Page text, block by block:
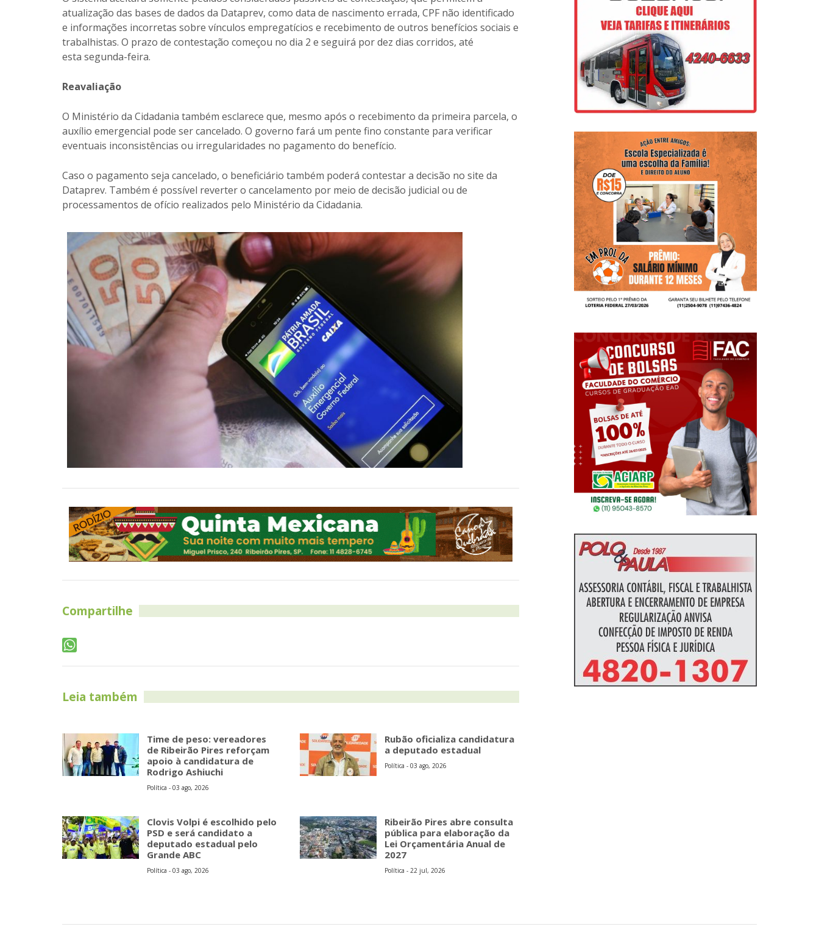
atualização das bases de dados da Dataprev, como data de nascimento errada, CPF não identificado
e informações incorretas sobre vínculos empregatícios e recebimento de outros benefícios sociais e
trabalhistas. O prazo de contestação começou no dia 2 e seguirá por dez dias corridos, até
esta segunda-feira.
Reavaliação
O Ministério da Cidadania também esclarece que, mesmo após o recebimento da primeira parcela, o
auxílio emergencial pode ser cancelado. O governo fará um pente fino constante para verificar
eventuais inconsistências ou irregularidades no pagamento do benefício.
Caso o pagamento seja cancelado, o beneficiário também poderá contestar a decisão no site da
Dataprev. Também é possível reverter o cancelamento por meio de decisão judicial ou de
processamentos de ofício realizados pelo Ministério da Cidadania.
Compartilhe
Leia também
Time de peso: vereadores
de Ribeirão Pires reforçam
apoio à candidatura de
Rodrigo Ashiuchi
Política - 03 ago, 2026
Rubão oficializa candidatura
a deputado estadual
Política - 03 ago, 2026
Clovis Volpi é escolhido pelo
PSD e será candidato a
deputado estadual pelo
Grande ABC
Política - 03 ago, 2026
Ribeirão Pires abre consulta
pública para elaboração da
Lei Orçamentária Anual de
2027
Política - 22 jul, 2026